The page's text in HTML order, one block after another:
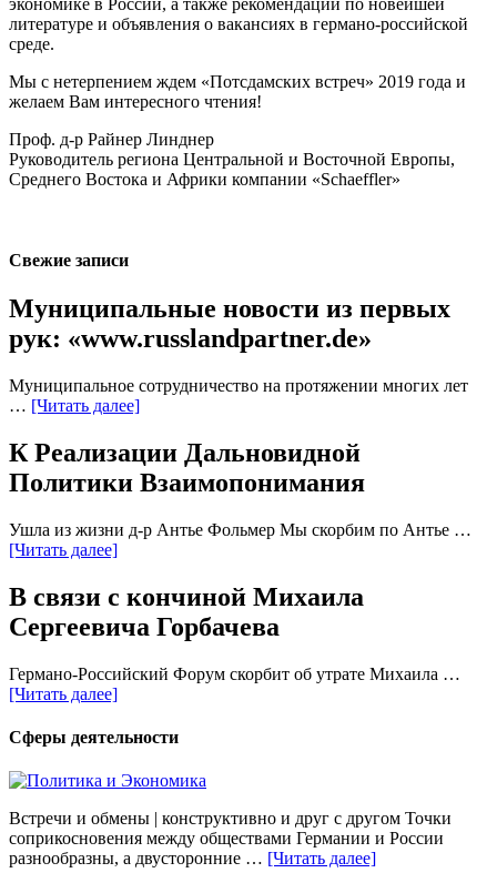
литературе и объявления о вакансиях в германо-российской
среде.
Мы с нетерпением ждем «Потсдамских встреч» 2019 года и
желаем Вам интересного чтения!
Проф. д-р Райнер Линднер
Руководитель региона Центральной и Восточной Европы,
Среднего Востока и Африки компании «Schaeffler»
Свежие записи
Муниципальные новости из первых
рук: «www.russlandpartner.de»
Муниципальное сотрудничество на протяжении многих лет
… [Читать далее]
К Реализации Дальновидной
Политики Взаимопонимания
Ушла из жизни д-р Антье Фольмер Мы скорбим по Антье …
[Читать далее]
В связи с кончиной Михаила
Сергеевича Горбачева
Германо-Российский Форум скорбит об утрате Михаила …
[Читать далее]
Сферы деятельности
Встречи и обмены | конструктивно и друг с другом Точки
соприкосновения между обществами Германии и России
разнообразны, а двусторонние … [Читать далее]